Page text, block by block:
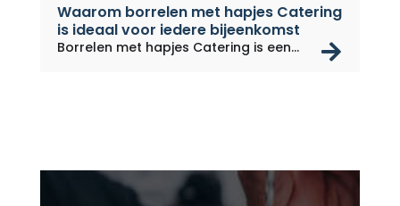
Waarom borrelen met hapjes Catering
is ideaal voor iedere bijeenkomst
Borrelen met hapjes Catering is een...